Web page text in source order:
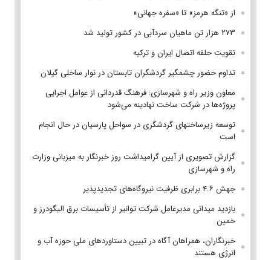
از «تنگه هرمز» تا «سفره جهانی»
۲۷۳ هزار تن ماهیان سردآبی در کشور تولید شد
تقویت حلقه اتصال ایران و ترکیه
تداوم حضور چشمگیر گردشگران تابستان در نوار ساحلی گیلان
معاون وزیر راه و شهرسازی: فرهنگ قدردانی از عوامل اجرایی
پروژه‌ها در شرکت ساخت نهادینه می‌شود
توسعه زیرساختهای گردشگری در سواحل پارسیان در حال انجام
است
گزارش تصویری از آیین گرامیداشت روز خبرنگار به میزبانی وزارت
راه و شهرسازی
جهش ۴.۶ برابری ظرفیت نیروگاه‌های تجدیدپذیر
بازدید میدانی مدیرعامل شرکت توانیر از تأسیسات برق الیگودرز و
خمین
خبرنگاران، همراهان آگاه در تبیین دستاوردهای ملی حوزه آب و
انرژی هستند